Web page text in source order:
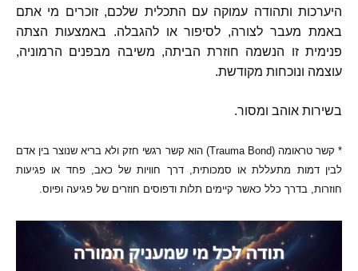
היערכות ותהודה עמוקה עם התכלית שלכם,זוכרים מי אתם
באמת מעבר לצורה, לסיפור או להגבלה. באמצעות הצתה
פנימית זו הנשמה חוזרת הביתה, משיבה מבפנים הרמוניה,
עוצמה ונוכחות מקודשת.
בשירות אוהב ומסור.
* קשר טראומה (Trauma Bond)
הוא קשר רגשי חזק ולא בריא שנוצר בין אדם
לבין דמות מתעללת או סמכותית,דרך חוויות של כאב,פחד או פגיעות
חוזרות, בדרך כלל כאשר קיימים תלות ודפוסים חוזרים של פגיעה ופיוס.